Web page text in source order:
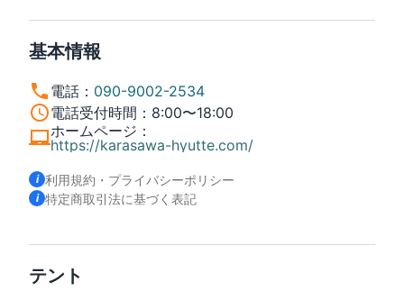
基本情報
電話 ： 090-9002-2534
電話受付時間 ： 8:00〜18:00
ホームページ ：
https://karasawa-hyutte.com/
利用規約・プライバシーポリシー
特定商取引法に基づく表記
テント